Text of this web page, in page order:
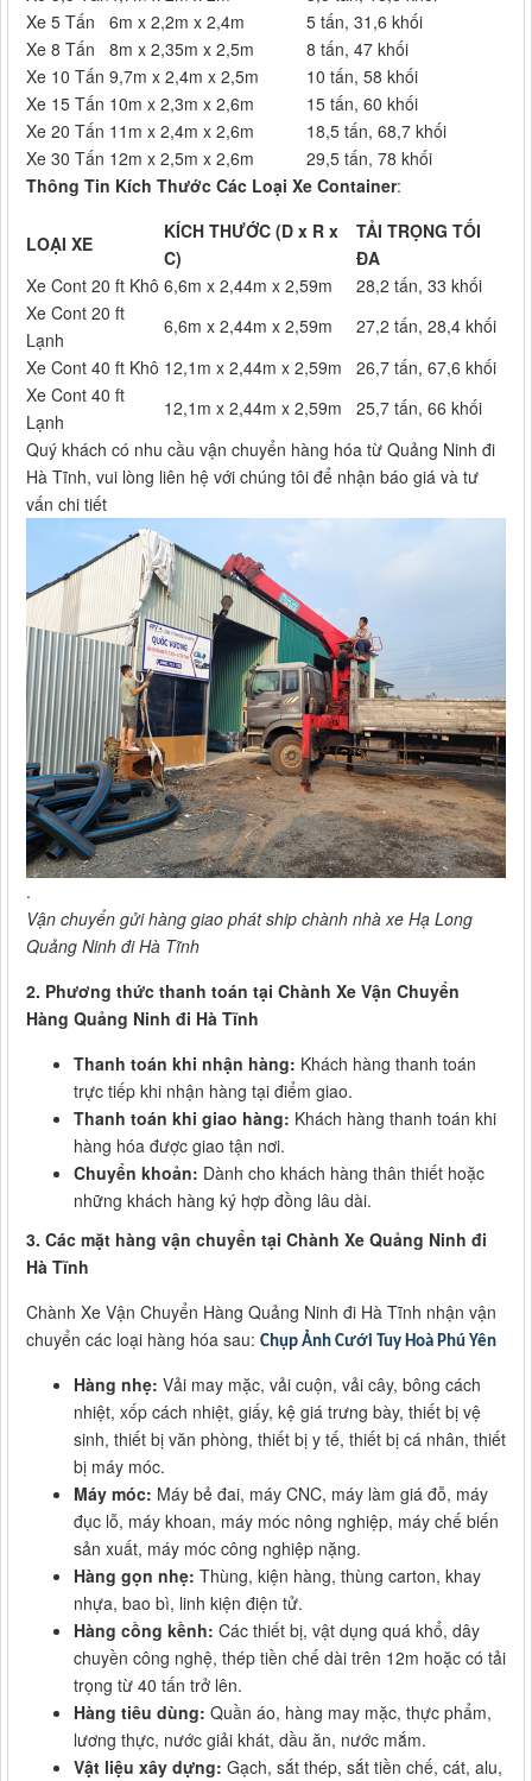
Xe 5 Tấn
6m x 2,2m x 2,4m
5 tấn, 31,6 khối
Xe 8 Tấn
8m x 2,35m x 2,5m
8 tấn, 47 khối
Xe 10 Tấn 9,7m x 2,4m x 2,5m
10 tấn, 58 khối
Xe 15 Tấn 10m x 2,3m x 2,6m
15 tấn, 60 khối
Xe 20 Tấn 11m x 2,4m x 2,6m
18,5 tấn, 68,7 khối
Xe 30 Tấn 12m x 2,5m x 2,6m
29,5 tấn, 78 khối
Thông Tin Kích Thước Các Loại Xe Container:
LOẠI XE
KÍCH THƯỚC (D x R x
C)
TẢI TRỌNG TỐI
ĐA
Xe Cont 20 ft Khô 6,6m x 2,44m x 2,59m
28,2 tấn, 33 khối
Xe Cont 20 ft
Lạnh
6,6m x 2,44m x 2,59m
27,2 tấn, 28,4 khối
Xe Cont 40 ft Khô 12,1m x 2,44m x 2,59m
26,7 tấn, 67,6 khối
Xe Cont 40 ft
Lạnh
12,1m x 2,44m x 2,59m
25,7 tấn, 66 khối
Quý khách có nhu cầu vận chuyển hàng hóa từ Quảng Ninh đi
Hà Tĩnh, vui lòng liên hệ với chúng tôi để nhận báo giá và tư
vấn chi tiết
.
Vận chuyển gửi hàng giao phát ship chành nhà xe Hạ Long
Quảng Ninh đi Hà Tĩnh
2. Phương thức thanh toán tại Chành Xe Vận Chuyển
Hàng Quảng Ninh đi Hà Tĩnh
Thanh toán khi nhận hàng: Khách hàng thanh toán
trực tiếp khi nhận hàng tại điểm giao.
Thanh toán khi giao hàng: Khách hàng thanh toán khi
hàng hóa được giao tận nơi.
Chuyển khoản: Dành cho khách hàng thân thiết hoặc
những khách hàng ký hợp đồng lâu dài.
3. Các mặt hàng vận chuyển tại Chành Xe Quảng Ninh đi
Hà Tĩnh
Chành Xe Vận Chuyển Hàng Quảng Ninh đi Hà Tĩnh nhận vận
chuyển các loại hàng hóa sau: Chụp Ảnh Cưới Tuy Hoà Phú Yên
Hàng nhẹ: Vải may mặc, vải cuộn, vải cây, bông cách
nhiệt, xốp cách nhiệt, giấy, kệ giá trưng bày, thiết bị vệ
sinh, thiết bị văn phòng, thiết bị y tế, thiết bị cá nhân, thiết
bị máy móc.
Máy móc: Máy bẻ đai, máy CNC, máy làm giá đỗ, máy
đục lỗ, máy khoan, máy móc nông nghiệp, máy chế biến
sản xuất, máy móc công nghiệp nặng.
Hàng gọn nhẹ: Thùng, kiện hàng, thùng carton, khay
nhựa, bao bì, linh kiện điện tử.
Hàng cồng kềnh: Các thiết bị, vật dụng quá khổ, dây
chuyền công nghệ, thép tiền chế dài trên 12m hoặc có tải
trọng từ 40 tấn trở lên.
Hàng tiêu dùng: Quần áo, hàng may mặc, thực phẩm,
lương thực, nước giải khát, dầu ăn, nước mắm.
Vật liệu xây dựng: Gạch, sắt thép, sắt tiền chế, cát, alu,